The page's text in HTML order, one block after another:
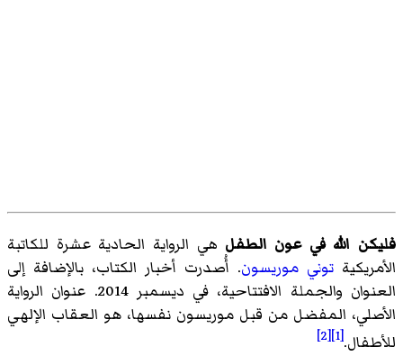
فليكن الله في عون الطفل هي الرواية الحادية عشرة للكاتبة
الأمريكية توني موريسون. أُصدرت أخبار الكتاب، بالإضافة إلى
العنوان والجملة الافتتاحية، في ديسمبر 2014. عنوان الرواية
الأصلي، المفضل من قبل موريسون نفسها، هو العقاب الإلهي
للأطفال.[1]
[2]